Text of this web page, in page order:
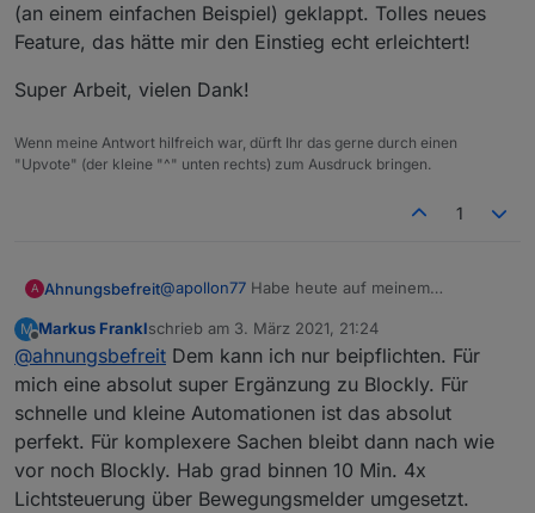
(an einem einfachen Beispiel) geklappt. Tolles neues
Feature, das hätte mir den Einstieg echt erleichtert!
Super Arbeit, vielen Dank!
Wenn meine Antwort hilfreich war, dürft Ihr das gerne durch einen
"Upvote" (der kleine "^" unten rechts) zum Ausdruck bringen.
1
A Ahnungsbefreit@apollon77 Habe heute auf meinem
lief von Anfang an ohne Probleme. Auch das
Erstellen von Rules hat problemlos (an einem
einfachen Beispiel) geklappt. Tolles neues
Feature, das hätte mir den Einstieg echt
erleichtert!
Super Arbeit, vielen Dank!
M
Offline
Markus Franklschrieb am 3. März 2021, 21:24
zuletzt editiert von
@ahnungsbefreit Dem kann ich nur beipflichten. Für
mich eine absolut super Ergänzung zu Blockly. Für
schnelle und kleine Automationen ist das absolut
perfekt. Für komplexere Sachen bleibt dann nach wie
vor noch Blockly. Hab grad binnen 10 Min. 4x
Lichtsteuerung über Bewegungsmelder umgesetzt.